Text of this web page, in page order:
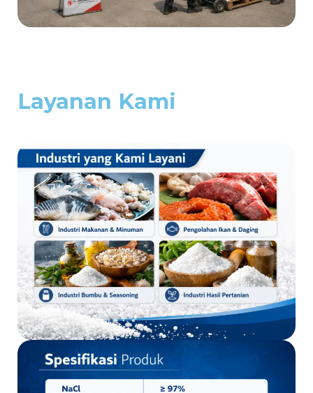
Layanan Kami